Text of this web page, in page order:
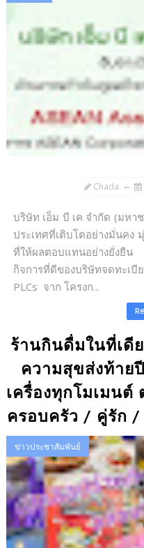
Chada
บริษัท เอ็ม บี เค จำกัด (มห
ประเทศที่เติบโตอย่างมั่นคง
ที่ให้ผลตอบแทนอย่างยั่งยื
กิจการที่ดีของบริษัทจดทะเบี
PLCs จาก โครงก...
ร้านกินดื่มในที่เดี
ความสุขส่งท้าย
เครื่องทุกโมเมน
ครอบครัว / คู่รัก /
ข่าวประชาสัมพันธ์